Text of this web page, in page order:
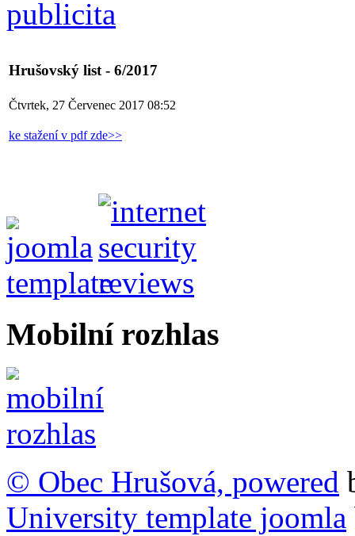
Hrušovský list - 6/2017
Čtvrtek, 27 Červenec 2017 08:52
ke stažení v pdf zde>>
Mobilní rozhlas
© Obec Hrušová, powered
University template joomla